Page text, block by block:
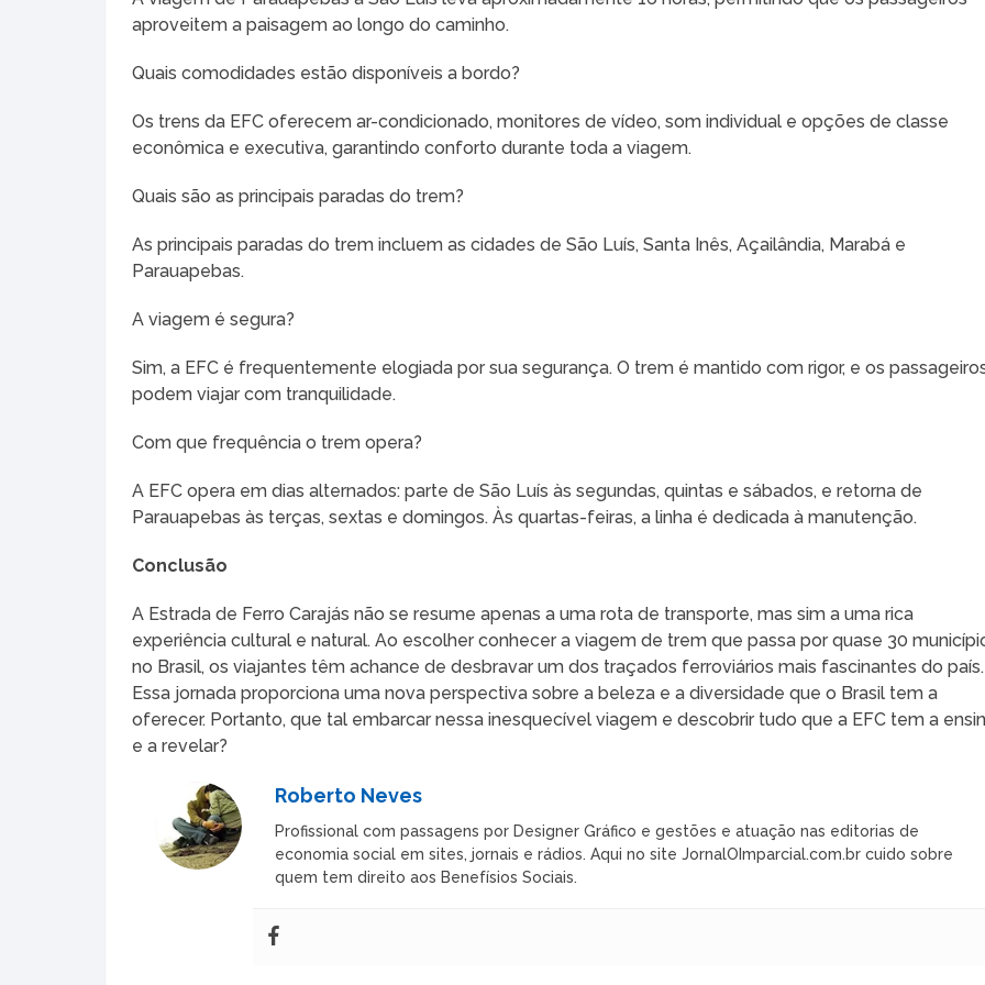
aproveitem a paisagem ao longo do caminho.
Quais comodidades estão disponíveis a bordo?
Os trens da EFC oferecem ar-condicionado, monitores de vídeo, som individual e opções de classe
econômica e executiva, garantindo conforto durante toda a viagem.
Quais são as principais paradas do trem?
As principais paradas do trem incluem as cidades de São Luís, Santa Inês, Açailândia, Marabá e
Parauapebas.
A viagem é segura?
Sim, a EFC é frequentemente elogiada por sua segurança. O trem é mantido com rigor, e os
podem viajar com tranquilidade.
Com que frequência o trem opera?
A EFC opera em dias alternados: parte de São Luís às segundas, quintas e sábados, e retorna de
Parauapebas às terças, sextas e domingos. Às quartas-feiras, a linha é dedicada à manutenção.
Conclusão
A Estrada de Ferro Carajás não se resume apenas a uma rota de transporte, mas sim a uma rica
experiência cultural e natural. Ao escolher conhecer a viagem de trem que passa por quase 30
no Brasil, os viajantes têm achance de desbravar um dos traçados ferroviários mais fascinantes do país.
Essa jornada proporciona uma nova perspectiva sobre a beleza e a diversidade que o Brasil tem a
oferecer. Portanto, que tal embarcar nessa inesquecível viagem e descobrir tudo que a EFC tem a
e a revelar?
Roberto Neves
Profissional com passagens por Designer Gráfico e gestões e atuação nas editorias de
economia social em sites, jornais e rádios. Aqui no site JornalOImparcial.com.br cuido sobre
quem tem direito aos Benefísios Sociais.